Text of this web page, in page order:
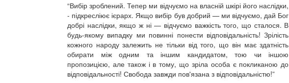
“Вибір зроблений. Тепер ми відчуємо на власній шкірі його наслідки,
- підкресліює ієрарх. Якщо вибір був добрий — ми відчуємо, дай Бог
добрі наслідки, якщо ж ні — відчуємо важкість того, що сталося. В
будь-якому випадку ми повинні понести відповідальність! Зрілість
кожного народу залежить не тільки від того, що він має здатність
обирати між одним та іншим кандидатом, тою чи іншою
пропозицією, але також і в тому, що зріла особа є покликаною до
відповідальності! Свобода завжди пов'язана з відповідальністю!”